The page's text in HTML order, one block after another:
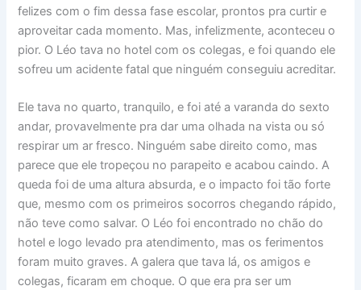
felizes com o fim dessa fase escolar, prontos pra curtir e
aproveitar cada momento. Mas, infelizmente, aconteceu o
pior. O Léo tava no hotel com os colegas, e foi quando ele
sofreu um acidente fatal que ninguém conseguiu acreditar.
Ele tava no quarto, tranquilo, e foi até a varanda do sexto
andar, provavelmente pra dar uma olhada na vista ou só
respirar um ar fresco. Ninguém sabe direito como, mas
parece que ele tropeçou no parapeito e acabou caindo. A
queda foi de uma altura absurda, e o impacto foi tão forte
que, mesmo com os primeiros socorros chegando rápido,
não teve como salvar. O Léo foi encontrado no chão do
hotel e logo levado pra atendimento, mas os ferimentos
foram muito graves. A galera que tava lá, os amigos e
colegas, ficaram em choque. O que era pra ser um